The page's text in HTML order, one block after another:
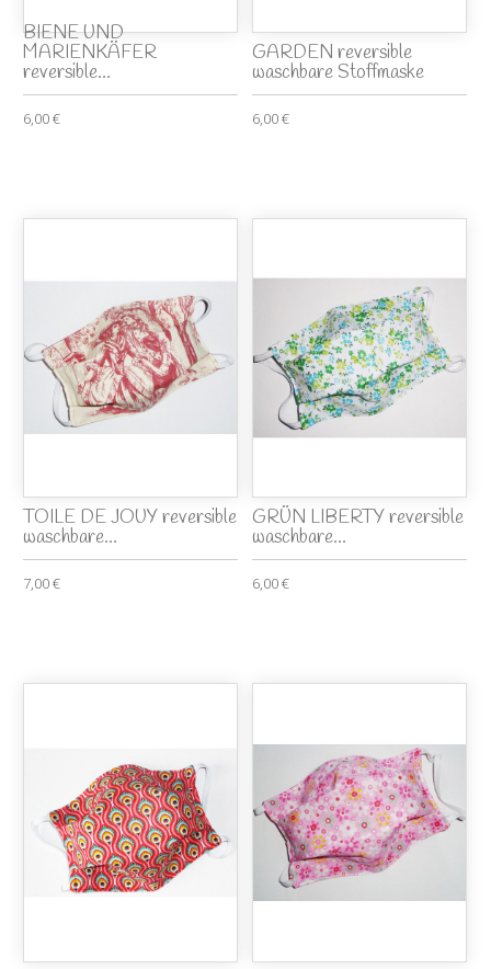
BIENE UND
MARIENKÄFER
reversible...
6,00 €
GARDEN reversible
waschbare Stoffmaske
6,00 €
TOILE DE JOUY reversible
waschbare...
7,00 €
GRÜN LIBERTY reversible
waschbare...
6,00 €